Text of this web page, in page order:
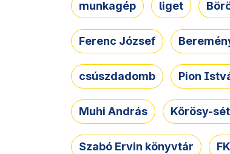
munkagép liget
Ferenc József
csúszdadomb Pion
Muhi András Kőrösy-
Szabó Ervin könyvtár